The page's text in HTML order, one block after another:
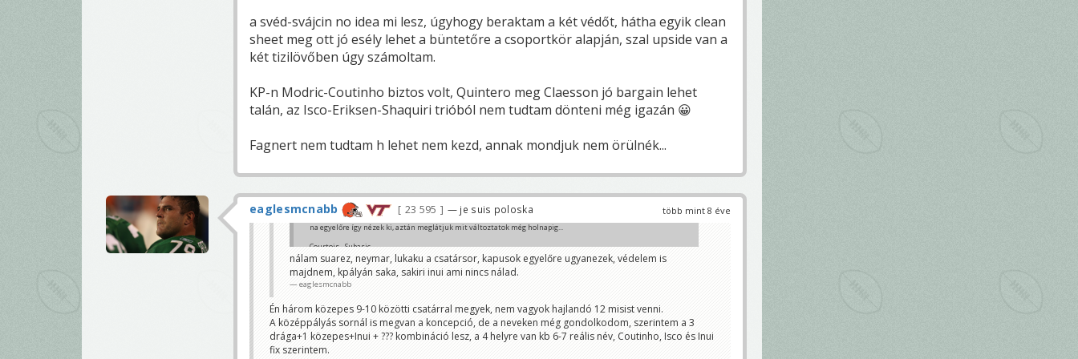
a svéd-svájcin no idea mi lesz, úgyhogy beraktam a két védőt, hátha egyik clean
sheet meg ott jó esély lehet a büntetőre a csoportkör alapján, szal upside van a
két tizilövőben úgy számoltam.
KP-n Modric-Coutinho biztos volt, Quintero meg Claesson jó bargain lehet
talán, az Isco-Eriksen-Shaquiri trióból nem tudtam dönteni még igazán 😀
Fagnert nem tudtam h lehet nem kezd, annak mondjuk nem örülnék...
több mint 8 éve
eaglesmcnabb 23 595 — je suis poloska
na egyelőre így nézek ki, aztán meglátjuk mit változtatok még holnapig...
Courtois - Subasic
Boyata - Lovren - Fagner - Granqvist - Rodriguez
Coutinho - Modric - Eriksen - Claesson - Quintero
Costa - Lukaku - Hazard
Mit szóltok? Ti hogy vágtok neki az egyenes kiesésnek?
katonadani
nálam suarez, neymar, lukaku a csatársor, kapusok egyelőre ugyanezek, védelem is
majdnem, kpályán saka, sakiri inui ami nincs nálad.
eaglesmcnabb
Én három közepes 9-10 közötti csatárral megyek, nem vagyok hajlandó 12 misist venni.
A középpályás sornál is megvan a koncepció, de a neveken még gondolkodom, szerintem a 3
drága+1 közepes+Inui + ??? kombináció lesz, a 4 helyre van kb 6-7 reális név, Coutinho, Isco és Inui
fix szerintem.